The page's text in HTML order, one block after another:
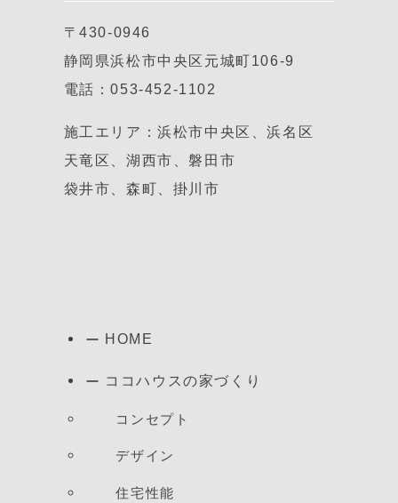
〒430-0946
静岡県浜松市中央区元城町106-9
電話：053-452-1102
施工エリア：浜松市中央区、浜名区
天竜区、湖西市、磐田市
袋井市、森町、掛川市
HOME
ココハウスの家づくり
コンセプト
デザイン
住宅性能